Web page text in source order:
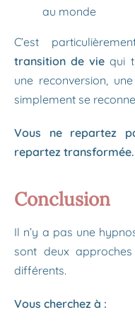
au monde
C’est
transition de vie qui
une reconversion,
simplement se
Vous ne repartez
repartez transformée.
Conclusion
Il n’y a pas une
sont deux
différents.
Vous cherchez à :